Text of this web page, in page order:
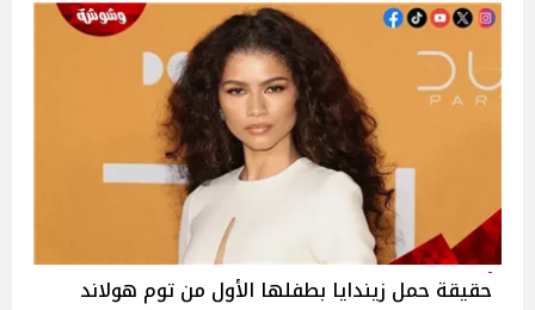
حقيقة حمل زيندايا بطفلها الأول من توم هولاند